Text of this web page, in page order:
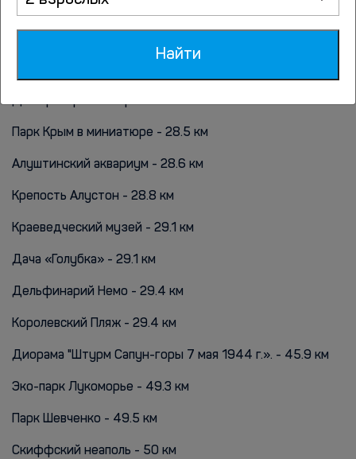
Гора Кастель - 24.8 км
Парк Крым в миниатюре - 28.5 км
Алуштинский аквариум - 28.6 км
Крепость Алустон - 28.8 км
Краеведческий музей - 29.1 км
Дача «Голубка» - 29.1 км
Дельфинарий Немо - 29.4 км
Королевский Пляж - 29.4 км
Диорама "Штурм Сапун-горы 7 мая 1944 г.». - 45.9 км
Эко-парк Лукоморье - 49.3 км
Парк Шевченко - 49.5 км
Скиффский неаполь - 50 км
Найти